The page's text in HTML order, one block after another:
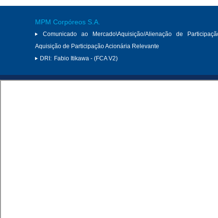
MPM Corpóreos S.A.
Comunicado ao Mercado\Aquisição/Alienação de
Aquisição de Participação Acionária Relevante
DRI: Fabio Itikawa - (FCA V2)